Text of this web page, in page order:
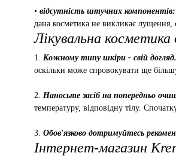
• відсутність штучних компонентів:
дана косметика не викликає лущення,
Лікувальна
1. Кожному типу шкіри - свій догляд.
оскільки може спровокувати ще
2. Наносьте засіб на попередньо
температуру, відповідну тілу.
3. Обов'язково дотримуйтесь
Інтернет-магазин